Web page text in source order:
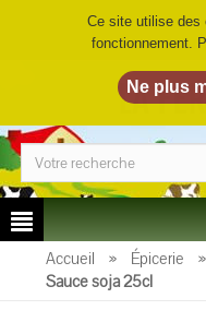
LA
Accueil » Épicerie »
Sauce soja 25cl
Ce site utilise des
fonctionnement.